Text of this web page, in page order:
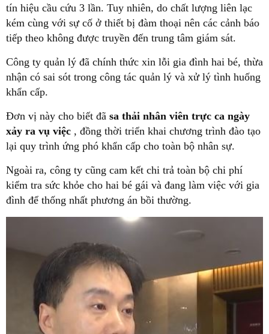
tín hiệu cầu cứu 3 lần. Tuy nhiên, do chất lượng liên lạc
kém cùng với sự cố ở thiết bị đàm thoại nên các cảnh báo
tiếp theo không được truyền đến trung tâm giám sát.
Công ty quản lý đã chính thức xin lỗi gia đình hai bé, thừa
nhận có sai sót trong công tác quản lý và xử lý tình huống
khẩn cấp.
Đơn vị này cho biết đã sa thải nhân viên trực ca ngày
xảy ra vụ việc , đồng thời triển khai chương trình đào tạo
lại quy trình ứng phó khẩn cấp cho toàn bộ nhân sự.
Ngoài ra, công ty cũng cam kết chi trả toàn bộ chi phí
kiểm tra sức khỏe cho hai bé gái và đang làm việc với gia
đình để thống nhất phương án bồi thường.